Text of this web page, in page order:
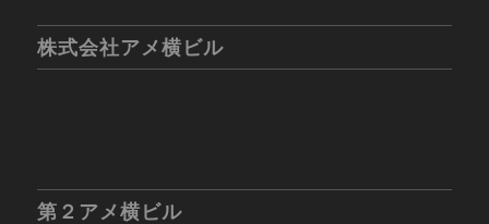
株式会社アメ横ビル
第２アメ横ビル